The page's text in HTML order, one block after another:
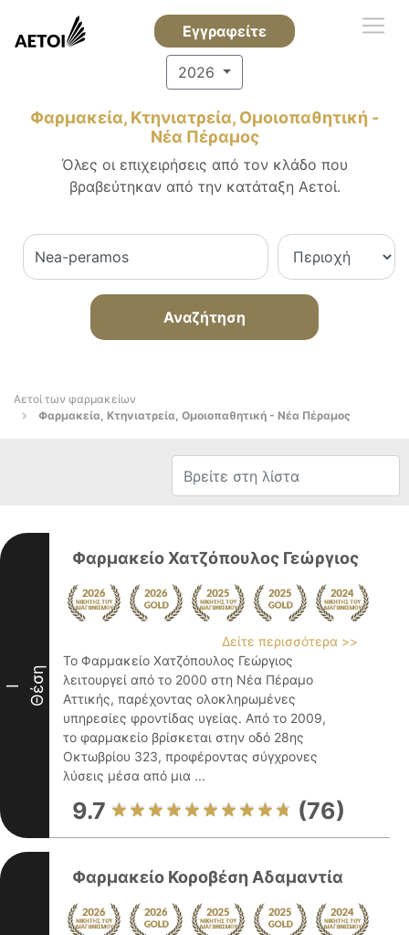
Εγγραφείτε
2026
Φαρμακεία, Κτηνιατρεία, Ομοιοπαθητική -
Νέα Πέραμος
Όλες οι επιχειρήσεις από τον κλάδο που
βραβεύτηκαν από την κατάταξη Αετοί.
Αναζήτηση
Αετοί των φαρμακείων
Φαρμακεία, Κτηνιατρεία, Ομοιοπαθητική - Νέα Πέραμος
I Θέση
Φαρμακείο Χατζόπουλος Γεώργιος
Δείτε περισσότερα >>
Το Φαρμακείο Χατζόπουλος Γεώργιος
λειτουργεί από το 2000 στη Νέα Πέραμο
Αττικής, παρέχοντας ολοκληρωμένες
υπηρεσίες φροντίδας υγείας. Από το 2009,
το φαρμακείο βρίσκεται στην οδό 28ης
Οκτωβρίου 323, προφέροντας σύγχρονες
λύσεις μέσα από μια ...
9.7 (76)
Φαρμακείο Κοροβέση Αδαμαντία